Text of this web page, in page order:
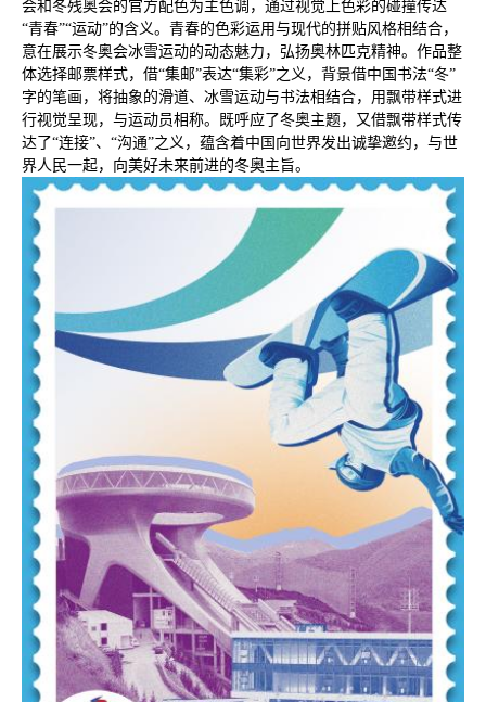
会和冬残奥会的官方配色为主色调，通过视觉上色彩的碰撞传达
“青春”“运动”的含义。青春的色彩运用与现代的拼贴风格相结合，
意在展示冬奥会冰雪运动的动态魅力，弘扬奥林匹克精神。作品整
体选择邮票样式，借“集邮”表达“集彩”之义，背景借中国书法“冬”
字的笔画，将抽象的滑道、冰雪运动与书法相结合，用飘带样式进
行视觉呈现，与运动员相称。既呼应了冬奥主题，又借飘带样式传
达了“连接”、“沟通”之义，蕴含着中国向世界发出诚挚邀约，与世
界人民一起，向美好未来前进的冬奥主旨。